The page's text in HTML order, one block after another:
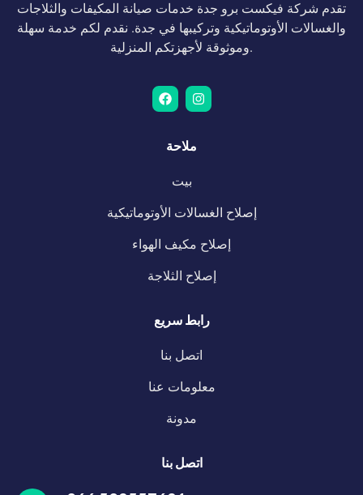
تقدم شركة فيكست برو جدة خدمات صيانة المكيفات والثلاجات
والغسالات الأوتوماتيكية وتركيبها في جدة. نقدم لكم خدمة سهلة
وموثوقة لأجهزتكم المنزلية.
ملاحة
بيت
إصلاح الغسالات الأوتوماتيكية
إصلاح مكيف الهواء
إصلاح الثلاجة
رابط سريع
اتصل بنا
معلومات عنا
مدونة
اتصل بنا